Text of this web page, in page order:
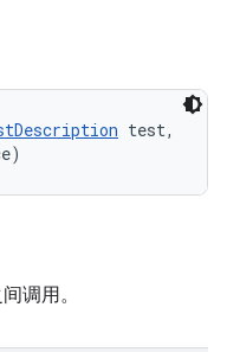
test,
调用。